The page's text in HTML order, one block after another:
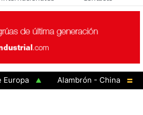
Alambrón - China